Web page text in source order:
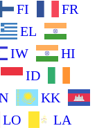
FI
FR
EL
IW
HI
ID
KK
LO
LA